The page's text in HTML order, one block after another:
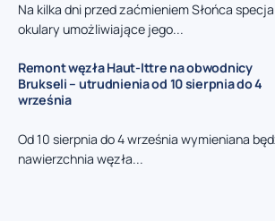
Na kilka dni przed zaćmieniem Słońca
okulary umożliwiające jego...
Remont węzła Haut-Ittre na obwodnicy
Brukseli – utrudnienia od 10 sierpnia do 4
września
Od 10 sierpnia do 4 września wymieniana
nawierzchnia węzła...